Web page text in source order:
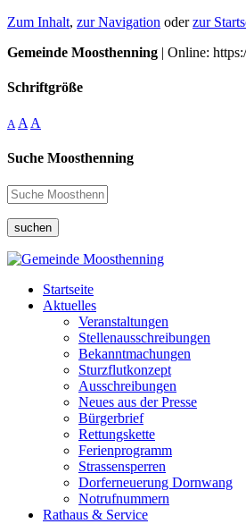
Zum Inhalt, zur Navigation oderzur
Gemeinde Moosthenning | Online:
Schriftgröße
A A A
Suche Moosthenning
suchen
Startseite
Aktuelles
Veranstaltungen
Stellenausschreibungen
Bekanntmachungen
Sturzflutkonzept
Ausschreibungen
Neues aus der Presse
Bürgerbrief
Rettungskette
Ferienprogramm
Strassensperren
Dorferneuerung Dornwang
Notrufnummern
Rathaus & Service